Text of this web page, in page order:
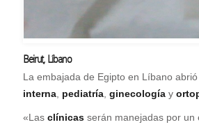
Beirut, Líbano
L a embajada de Egipto en Líbano abrió
interna pediatría ginecología y
«Las clínicas serán manejadas por un